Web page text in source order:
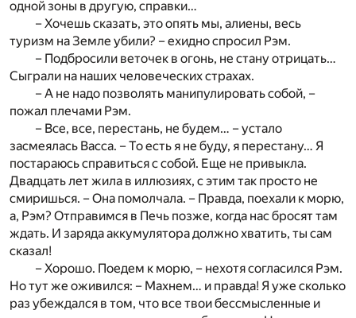
одной зоны в другую, справки…
– Хочешь сказать, это опять мы, алиены, весь
туризм на Земле убили? – ехидно спросил Рэм.
– Подбросили веточек в огонь, не стану отрицать…
Сыграли на наших человеческих страхах.
– А не надо позволять манипулировать собой, –
пожал плечами Рэм.
– Все, все, перестань, не будем… – устало
засмеялась Васса. – То есть я не буду, я перестану… Я
постараюсь справиться с собой. Еще не привыкла.
Двадцать лет жила в иллюзиях, с этим так просто не
смиришься. – Она помолчала. – Правда, поехали к морю,
а, Рэм? Отправимся в Печь позже, когда нас бросят там
ждать. И заряда аккумулятора должно хватить, ты сам
сказал!
– Хорошо. Поедем к морю, – нехотя согласился Рэм.
Но тут же оживился: – Махнем… и правда! Я уже сколько
раз убеждался в том, что все твои бессмысленные и